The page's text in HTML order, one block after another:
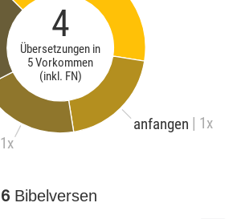
4
Übersetzungen in
5 Vorkommen
(inkl. FN)
anfangen | 1x
| 1x
6Bibelversen